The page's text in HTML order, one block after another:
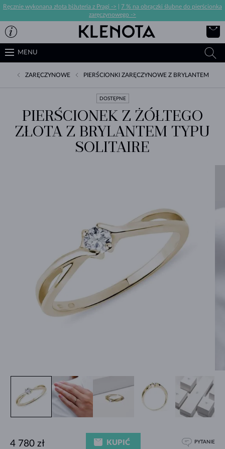
Ręcznie wykonana złota biżuteria z Pragi ->
7 % na obrączki ślubne do pierścionka
zaręczynowego ->
MENU
ZARĘCZYNOWE PIERŚCIONKI ZARĘCZYNOWE Z BRYLANTEM
DOSTĘPNE
PIERŚCIONEK Z ŻÓŁTEGO
ZŁOTA Z BRYLANTEM TYPU
SOLITAIRE
4 780 zł KUPIĆ PYTANIE